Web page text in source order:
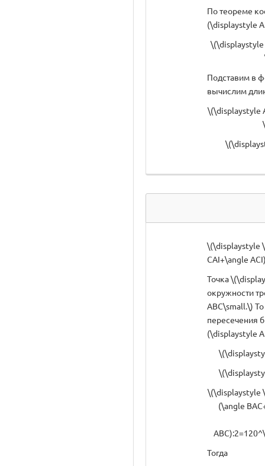
По теореме
(\displaystyle
\(\displaystyle
Подставим в
вычислим
\(\displaystyle
\(\displaystyle
CAI+\angle
Точка
окружности
ABC\small.\)
пересечения
(\displaystyle
\(\displaystyle
(\angle
Тогда